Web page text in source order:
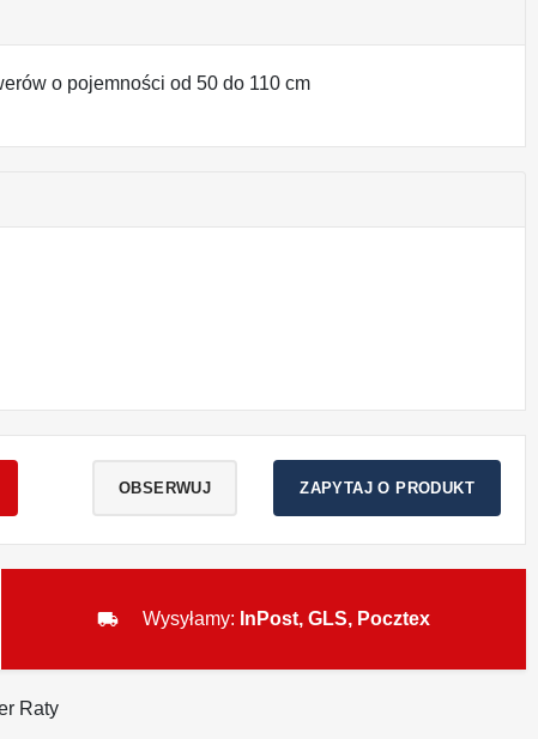
o pojemności od 50 do 110 cm
OBSERWUJ ZAPYTAJ O PRODUKT
local_shipping Wysyłamy: InPost, GLS, Pocztex